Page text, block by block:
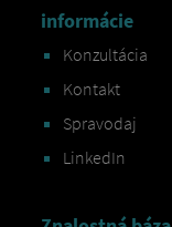
informácie
Konzultácia
Kontakt
Spravodaj
LinkedIn